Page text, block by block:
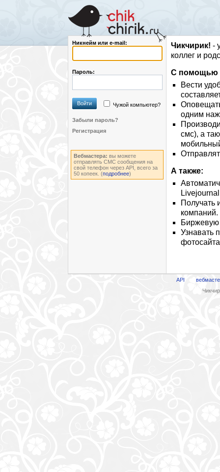
Никнейм или e-mail:
Пароль:
Войти Чужой компьютер?
Забыли пароль?
Регистрация
Вебмастера: вы можете
отправлять СМС сообщения на
свой телефон через API, всего за
50 копеек. (подробнее)
Чикчирик! -
коллег и
С помощью
Вести
одним
смс), а
А также:
Получать
компаний.
Биржевую
Узнавать
API